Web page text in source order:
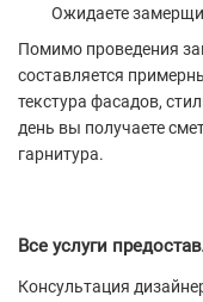
Ожидаете
Помимо проведения
составляется
текстура фасадов,
день вы получаете
гарнитура.
Все услуги
Консультация